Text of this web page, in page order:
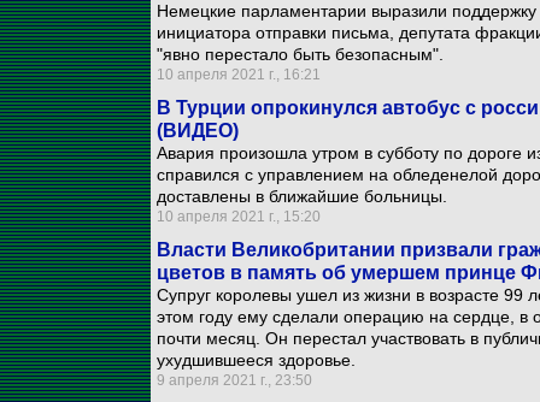
Немецкие парламентарии выразили
инициатора отправки письма, депутата
"явно перестало быть безопасным".
10 апреля 2021 г., 16:21
В Турции опрокинулся автобус с
(ВИДЕО)
Авария произошла утром в субботу по дороге
справился с управлением на обледенелой
доставлены в ближайшие больницы.
10 апреля 2021 г., 15:20
Власти Великобритании призвали
цветов в память об умершем принце
Супруг королевы ушел из жизни в возрасте 99
этом году ему сделали операцию на сердце, в
почти месяц. Он перестал участвовать в
ухудшившееся здоровье.
9 апреля 2021 г., 23:50